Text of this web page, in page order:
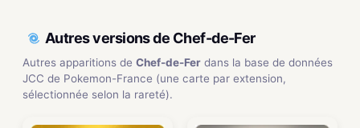
Autres versions de Chef-de-Fer
Autres apparitions de Chef-de-Fer dans la base de données
JCC de Pokemon-France (une carte par extension,
sélectionnée selon la rareté).